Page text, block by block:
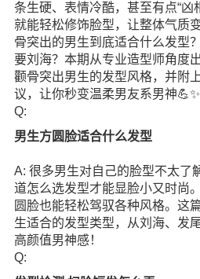
条生硬、表情冷酷，甚至有点“凶
就能轻松修饰脸型，让整体气质
骨突出的男生到底适合什么发型
要刘海？本期从专业造型师角度
颧骨突出男生的发型风格，并附
议，让你秒变温柔男友系男神💪✨
Q:
男生方圆脸适合什么发型
A: 很多男生对自己的脸型不太了
道怎么选发型才能显脸小又时尚
圆脸也能轻松驾驭各种风格。这
生适合的发型类型，从刘海、发
高颜值男神感！
Q: